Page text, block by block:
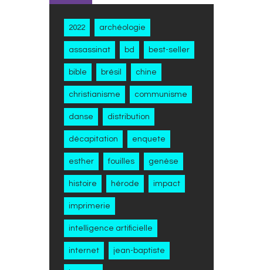
2022 archéologie
assassinat bd best-seller
bible brésil chine
christianisme communisme
danse distribution
décapitation enquete
esther fouilles genèse
histoire hérode impact
imprimerie
intelligence artificielle
internet jean-baptiste